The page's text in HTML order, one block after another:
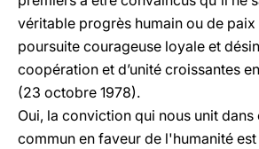
véritable progrès humain ou de paix
poursuite courageuse loyale et
coopération et d’unité croissantes
(23 octobre 1978).
Oui, la conviction qui nous unit dans
commun en faveur de l'humanité